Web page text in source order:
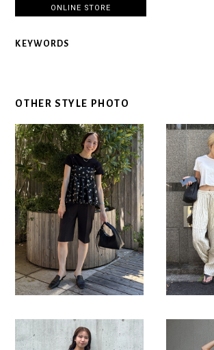
ONLINE STORE
KEYWORDS
OTHER STYLE PHOTO